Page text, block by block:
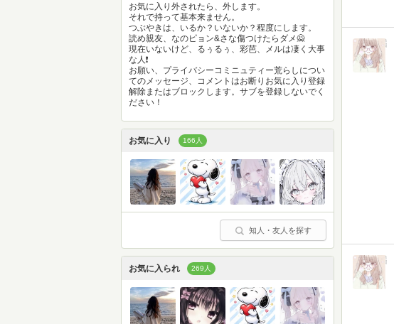
お気に入り外されたら、外します。
それで持って基本来ません。
つぶやきは、いるか？いないか？程度にします。
読め親友、なのピョン&さな傷つけたらダメ🙅
現在いないけど、るぅるぅ、彩芭、メルは凄く大事
な人❗
お願い、プライバシーコミニュティー荒らしについ
てのメッセージ、コメントはお断りお気に入り登録
解除またはブロックします。サブを登録しないでく
ださい！
お気に入り 166人
知人・友人を探す
お気に入られ 269人